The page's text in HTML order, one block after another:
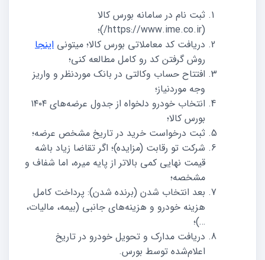
ثبت نام در سامانه بورس کالا
(https://www.ime.co.ir/)؛
دریافت کد معاملاتی بورس کالا؛ میتونی اینجا
روش گرفتن کد رو کامل مطالعه کنی؛
افتتاح حساب وکالتی در بانک موردنظر و واریز
وجه موردنیاز؛
انتخاب خودرو دلخواه از جدول عرضه‌های ۱۴۰۴
بورس کالا؛
ثبت درخواست خرید در تاریخ مشخص عرضه؛
شرکت تو رقابت (مزایده)؛ اگر تقاضا زیاد باشه
قیمت نهایی کمی بالاتر از پایه میره، اما شفاف و
مشخصه؛
بعد انتخاب شدن (برنده شدن): پرداخت کامل
هزینه خودرو و هزینه‌های جانبی (بیمه، مالیات،
…)؛
دریافت مدارک و تحویل خودرو در تاریخ
اعلام‌شده توسط بورس.